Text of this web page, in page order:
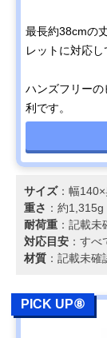
最長約38cmの
レットに対応し
ハンズフリー
利です。
サイズ：幅
重さ ：約1,315g
耐荷重 ：記載未
対応目安 ：す
材質 ：記載未確
PICK UP⑧